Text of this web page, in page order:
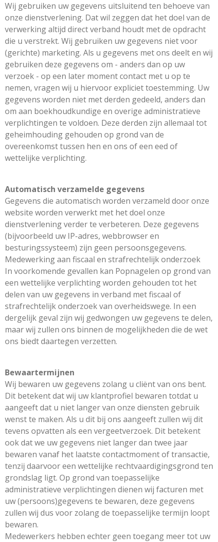
Wij gebruiken uw gegevens uitsluitend ten behoeve van
onze dienstverlening. Dat wil zeggen dat het doel van de
verwerking altijd direct verband houdt met de opdracht
die u verstrekt. Wij gebruiken uw gegevens niet voor
(gerichte) marketing. Als u gegevens met ons deelt en wij
gebruiken deze gegevens om - anders dan op uw
verzoek - op een later moment contact met u op te
nemen, vragen wij u hiervoor expliciet toestemming. Uw
gegevens worden niet met derden gedeeld, anders dan
om aan boekhoudkundige en overige administratieve
verplichtingen te voldoen. Deze derden zijn allemaal tot
geheimhouding gehouden op grond van de
overeenkomst tussen hen en ons of een eed of
wettelijke verplichting.
Automatisch verzamelde gegevens
Gegevens die automatisch worden verzameld door onze
website worden verwerkt met het doel onze
dienstverlening verder te verbeteren. Deze gegevens
(bijvoorbeeld uw IP-adres, webbrowser en
besturingssysteem) zijn geen persoonsgegevens.
Medewerking aan fiscaal en strafrechtelijk onderzoek
In voorkomende gevallen kan Popnagelen op grond van
een wettelijke verplichting worden gehouden tot het
delen van uw gegevens in verband met fiscaal of
strafrechtelijk onderzoek van overheidswege. In een
dergelijk geval zijn wij gedwongen uw gegevens te delen,
maar wij zullen ons binnen de mogelijkheden die de wet
ons biedt daartegen verzetten.
Bewaartermijnen
Wij bewaren uw gegevens zolang u cliënt van ons bent.
Dit betekent dat wij uw klantprofiel bewaren totdat u
aangeeft dat u niet langer van onze diensten gebruik
wenst te maken. Als u dit bij ons aangeeft zullen wij dit
tevens opvatten als een vergeetverzoek. Dit betekent
ook dat we uw gegevens niet langer dan twee jaar
bewaren vanaf het laatste contactmoment of transactie,
tenzij daarvoor een wettelijke rechtvaardigingsgrond ten
grondslag ligt. Op grond van toepasselijke
administratieve verplichtingen dienen wij facturen met
uw (persoons)gegevens te bewaren, deze gegevens
zullen wij dus voor zolang de toepasselijke termijn loopt
bewaren.
Medewerkers hebben echter geen toegang meer tot uw